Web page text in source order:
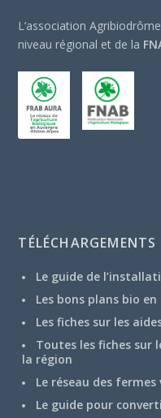
L’association
niveau régional et de la
TÉLÉCHARGEMENTS
Le guide de
Les bons plans bio en
Les fiches sur les
Toutes les fiches sur
la région
Le réseau des
Le guide pour